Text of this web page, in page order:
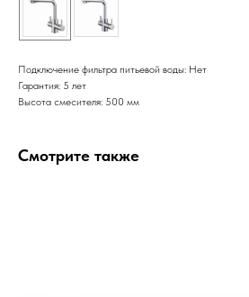
Подключение фильтра питьевой воды: Нет
Гарантия: 5 лет
Высота смесителя: 500 мм
Смотрите также